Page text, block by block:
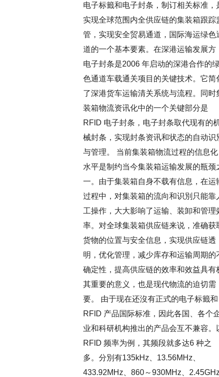
电子标籤和电子封条，制订相关标准，
实现全球范围内全供应链的集装箱跟踪
管，实现安全贸易通道，国际海运绿色
道的一个基本要素。在深港运输发展方
电子封条是2006 年启动的深港合作的
色通道车载通关项目的关键技术。它简
了深港货车运输清关系统与流程。同时
装箱物流资讯化中的一个关键部分是
RFID 电子封条，电子封条取代现有的
械封条，实现封条资讯和状态的自动识
与管理。 当前集装箱物流过程的信息化
水平是制约当今集装箱运输发展的瓶颈
一。由于集装箱自身不载有信息，在运
过程中，对集装箱的流向和识別只能靠
工操作，大大影响了运输、装卸和管理
率。对全球集装箱供应链来说，准确获
货物的位置与安全信息，实现供应链透
明，优化管理，减少库存和运输周期的
确定性，提高供应链的效率和效益具有
其重要的意义，也是现代物流的迫切需
要。 由于现在还沒有正式的电子标籤和
RFID 产品国际标准，因此各国、各个
业和科研机构推出的产品会互不兼容。
RFID 频率为例，其频段就多达6 种之
多。分別有135kHz、13.56MHz、
433.92MHz、860～930MHz、